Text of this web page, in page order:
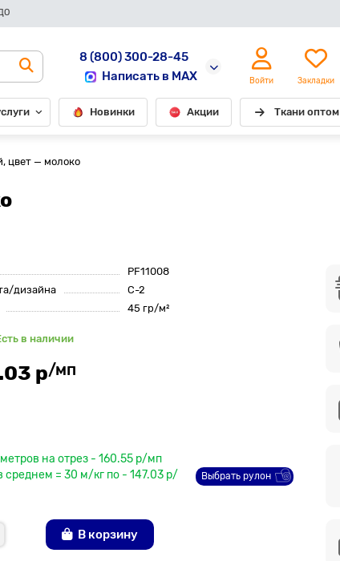
8 (800) 300-28-45
Написать в MAX
Войти Закладки
Новинки Акции Ткани оптом
цвет — молоко
PF11008
дизайна
С-2
45 гр/м²
в наличии
р/мп
на отрез - 160.55 р/мп
среднем = 30 м/кг по - 147.03 р/
Выбрать рулон
В корзину